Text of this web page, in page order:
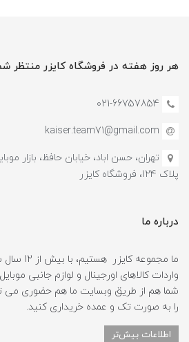
هر روز هفته در فروشگاه کایزر منتظر
021-66757854
kaiser.team71@gmail.com
تهران، حسن اباد، خیابان حافظ، بازار
پلاک 124، فروشگاه کایزر
درباره ما
ما مجموعه
واردات کالاهای اورجینال و لوازم جانبی
شما هم از طریق وبسایت ما هم حضوری می
را به صورت تک و عمده خریداری کنید.
اطلاعات بیش‌تر